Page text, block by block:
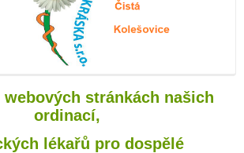
stránkách našich
ordinací,
lékařů pro dospělé